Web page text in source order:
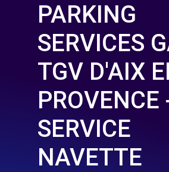
PARKING
SERVICES
TGV D'AIX
PROVENCE
SERVICE
NAVETTE